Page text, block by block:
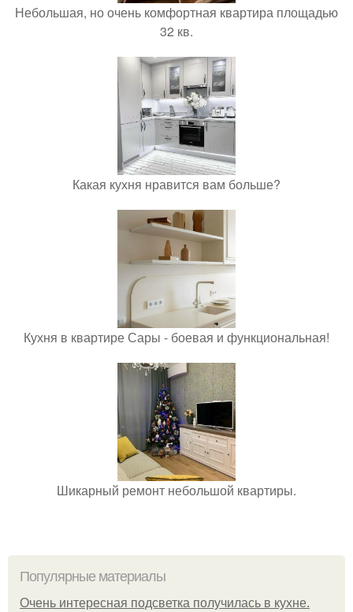
Небольшая, но очень комфортная квартира площадью
32 кв.
Какая кухня нравится вам больше?
Кухня в квартире Сары - боевая и функциональная!
Шикарный ремонт небольшой квартиры.
Популярные материалы
Очень интересная подсветка получилась в кухне.